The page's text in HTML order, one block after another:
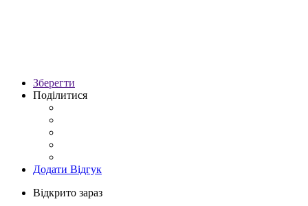
Зберегти
Поділитися
Додати Відгук
Відкрито зараз